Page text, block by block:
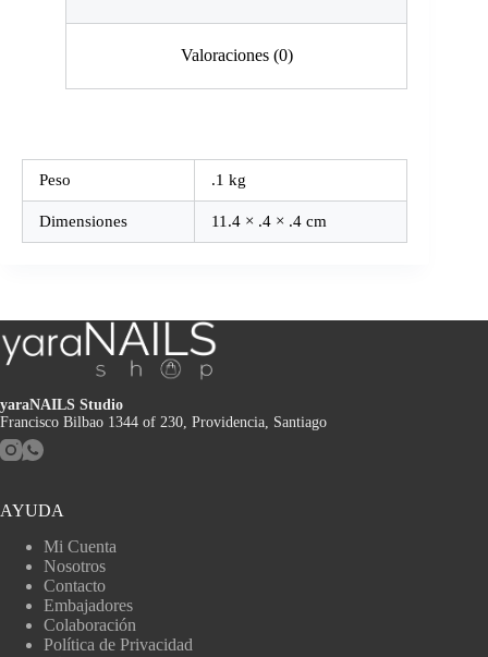
Valoraciones (0)
Peso .1 kg
Dimensiones 11.4 × .4 × .4 cm
yaraNAILS Studio
Francisco Bilbao 1344 of 230, Providencia, Santiago
AYUDA
Mi Cuenta
Nosotros
Contacto
Embajadores
Colaboración
Política de Privacidad